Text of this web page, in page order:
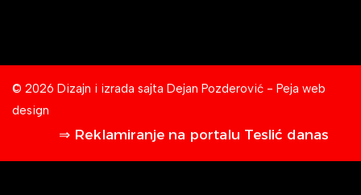
© 2026 Dizajn i izrada sajta Dejan Pozderović - Peja web
design
⇒ Reklamiranje na portalu Teslić danas